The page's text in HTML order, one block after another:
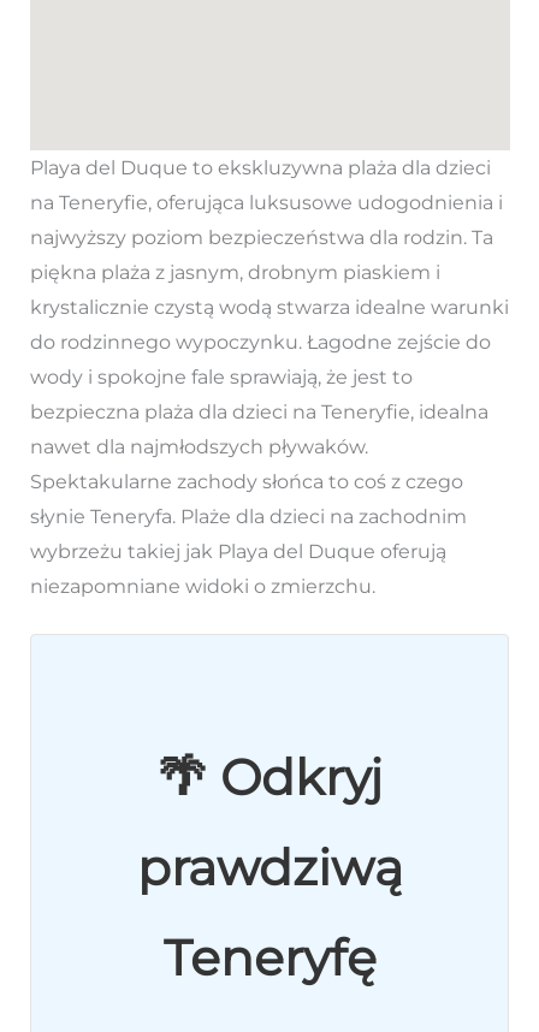
Playa del Duque to ekskluzywna plaża dla dzieci
na Teneryfie, oferująca luksusowe udogodnienia i
najwyższy poziom bezpieczeństwa dla rodzin. Ta
piękna plaża z jasnym, drobnym piaskiem i
krystalicznie czystą wodą stwarza idealne warunki
do rodzinnego wypoczynku. Łagodne zejście do
wody i spokojne fale sprawiają, że jest to
bezpieczna plaża dla dzieci na Teneryfie, idealna
nawet dla najmłodszych pływaków.
Spektakularne zachody słońca to coś z czego
słynie Teneryfa. Plaże dla dzieci na zachodnim
wybrzeżu takiej jak Playa del Duque oferują
niezapomniane widoki o zmierzchu.
🌴 Odkryj
prawdziwą
Teneryfę